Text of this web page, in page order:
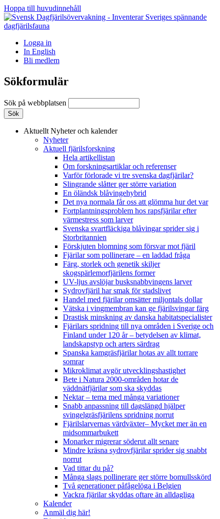
Hoppa till huvudinnehåll
Logga in
In English
Bli medlem
Sökformulär
Sök på webbplatsen
Aktuellt Nyheter och kalender
Nyheter
Aktuell fjärilsforskning
Hela artikellistan
Om forskningsartiklar och referenser
Varför förlorade vi tre svenska dagfjärilar?
Slingrande slåtter ger större variation
En öländsk blåvingehybrid
Det nya normala får oss att glömma hur det var
Fortplantningsproblem hos rapsfjärilar efter
värmestress som larver
Svenska svartfläckiga blåvingar sprider sig i
Storbritannien
Förskjuten blomning som försvar mot fjäril
Fjärilar som pollinerare – en laddad fråga
Färg, storlek och genetik skiljer
skogspärlemorfjärilens former
UV-ljus avslöjar busksnabbvingens larver
Sydrovfjäril har smak för stadslivet
Handel med fjärilar omsätter miljontals dollar
Vätska i vingmembran kan ge fjärilsvingar färg
Drastisk minskning av danska habitatspecialister
Fjärilars spridning till nya områden i Sverige och
Finland under 120 år– betydelsen av klimat,
landskapstyp och arters särdrag
Spanska kamgräsfjärilar hotas av allt torrare
somrar
Mikroklimat avgör utvecklingshastighet
Bete i Natura 2000-områden hotar de
väddnätfjärilar som ska skyddas
Nektar – tema med många variationer
Snabb anpassning till dagslängd hjälper
svingelgräsfjärilens spridning norrut
Fjärilslarvernas värdväxter– Mycket mer än en
midsommarbukett
Monarker migrerar söderut allt senare
Mindre kräsna sydrovfjärilar sprider sig snabbt
norrut
Vad tittar du på?
Många slags pollinerare ger större bomullsskörd
Två generationer påfågelöga i Belgien
Vackra fjärilar skyddas oftare än alldagliga
Kalender
Anmäl dig här!